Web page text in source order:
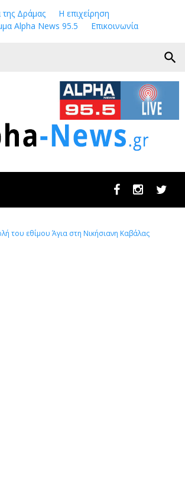
Δράμας
Η επιχείρηση
Alpha News 95.5
Επικοινωνία
search
FacebookInstagram
του εθίμου Άγια στη Νικήσιανη Καβάλας